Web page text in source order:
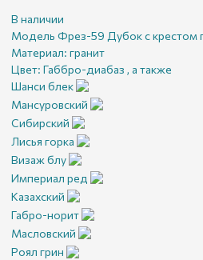
В наличии
Модель Фрез-59 Дубок с крестом
Материал: гранит
Цвет: Габбро-диабаз , а также
Шанси блек
Мансуровский
Сибирский
Лисья горка
Визаж блу
Империал ред
Казахский
Габро-норит
Масловский
Роял грин